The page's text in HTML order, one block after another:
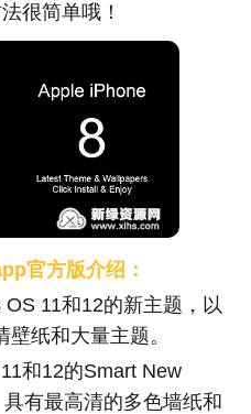
很简单哦！
官方版介绍：
11和12的新主题，以
纸和大量主题。
和12的Smart New
有最高清的多色墙纸和